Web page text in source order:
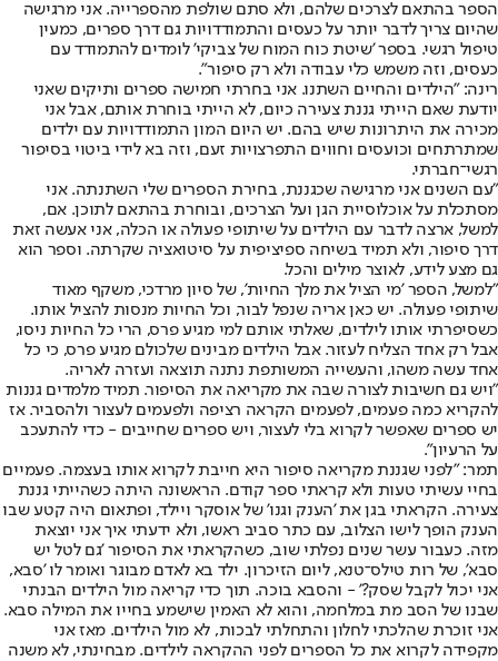
הספר בהתאם לצרכים שלהם, ולא סתם שולפת מהספרייה. אני מרגישה
שהיום צריך לדבר יותר על כעסים והתמודדויות גם דרך ספרים, כמעין
טיפול רגשי. בספר 'שיטת כוח המוח של צביקי' לומדים להתמודד עם
כעסים, וזה משמש כלי עבודה ולא רק סיפור".
רינה: "הילדים והחיים השתנו. אני בחרתי חמישה ספרים ותיקים שאני
יודעת שאם הייתי גננת צעירה כיום, לא הייתי בוחרת אותם, אבל אני
מכירה את היתרונות שיש בהם. יש היום המון התמודדויות עם ילדים
שמתרתחים וכועסים וחווים התפרצויות זעם, וזה בא לידי ביטוי בסיפור
רגשי־חברתי.
"עם השנים אני מרגישה שכגננת, בחירת הספרים שלי השתנתה. אני
מסתכלת על אוכלוסיית הגן ועל הצרכים, ובוחרת בהתאם לתוכן. אם,
למשל, ארצה לדבר עם הילדים על שיתופי פעולה או הכלה, אני אעשה זאת
דרך סיפור, ולא תמיד בשיחה ספיציפית על סיטואציה שקרתה. וספר הוא
גם מצע לידע, לאוצר מילים והכל.
"למשל, הספר 'מי הציל את מלך החיות', של סיון מרדכי, משקף מאוד
שיתופי פעולה. יש כאן אריה שנפל לבור, וכל החיות מנסות להציל אותו.
כשסיפרתי אותו לילדים, שאלתי אותם למי מגיע פרס, הרי כל החיות ניסו,
אבל רק אחד הצליח לעזור. אבל הילדים מבינים שלכולם מגיע פרס, כי כל
אחד עשה משהו, והעשייה המשותפת נתנה תוצאה ועזרה לאריה.
"ויש גם חשיבות לצורה שבה את מקריאה את הסיפור. תמיד מלמדים גננות
להקריא כמה פעמים, לפעמים הקראה רציפה ולפעמים לעצור ולהסביר. אז
יש ספרים שאפשר לקרוא בלי לעצור, ויש ספרים שחייבים - כדי להתעכב
על הרעיון".
תמר: "לפני שגננת מקריאה סיפור היא חייבת לקרוא אותו בעצמה. פעמיים
בחיי עשיתי טעות ולא קראתי ספר קודם. הראשונה היתה כשהייתי גננת
צעירה. הקראתי בגן את 'הענק וגנו' של אוסקר ויילד, ופתאום היה קטע שבו
הענק הופך לישו הצלוב, עם כתר סביב ראשו, ולא ידעתי איך אני יוצאת
מזה. כעבור עשר שנים נפלתי שוב, כשהקראתי את הסיפור 'גם לטל יש
סבא', של רות טילס־טנא, ליום הזיכרון. ילד בא לאדם מבוגר ואומר לו 'סבא,
אני יכול לקבל שסק?' - והסבא בוכה. תוך כדי קריאה מול הילדים הבנתי
שבנו של הסב מת במלחמה, והוא לא האמין שישמע בחייו את המילה סבא.
אני זוכרת שהלכתי לחלון והתחלתי לבכות, לא מול הילדים. מאז אני
מקפידה לקרוא את כל הספרים לפני ההקראה לילדים. מבחינתי, לא משנה